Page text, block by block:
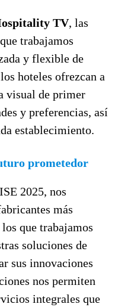
TV, las
trabajamos
y flexible de
hoteles ofrezcan a
visual de primer
y preferencias, así
establecimiento.
prometedor
2025, nos
más
que trabajamos
soluciones de
sus innovaciones
nos permiten
integrales que